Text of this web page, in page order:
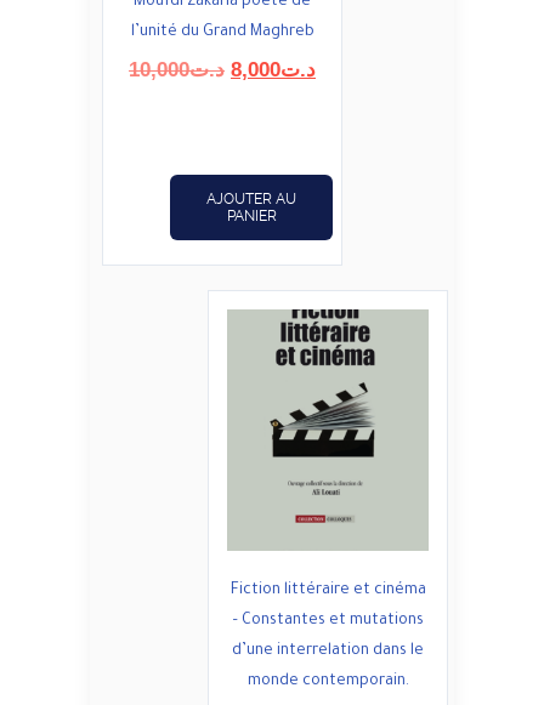
l’unité du Grand Maghreb
د.ت10,000
Le
د.ت10,000.
د.ت8,000
Le
AJOUTER AU
PANIER
Fiction littéraire et cinéma
– Constantes et mutations
d’une interrelation dans le
monde contemporain.